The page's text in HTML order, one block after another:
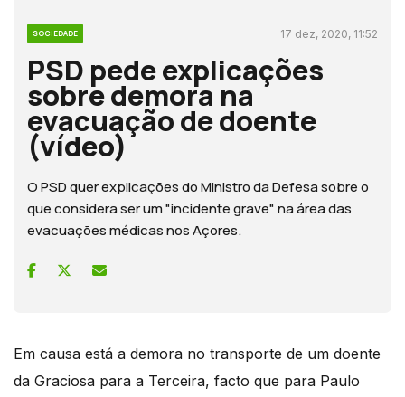
SOCIEDADE 17 dez, 2020, 11:52
PSD pede explicações
sobre demora na
evacuação de doente
(vídeo)
O PSD quer explicações do Ministro da Defesa sobre o
que considera ser um "incidente grave" na área das
evacuações médicas nos Açores.
Em causa está a demora no transporte de um doente
da Graciosa para a Terceira, facto que para Paulo